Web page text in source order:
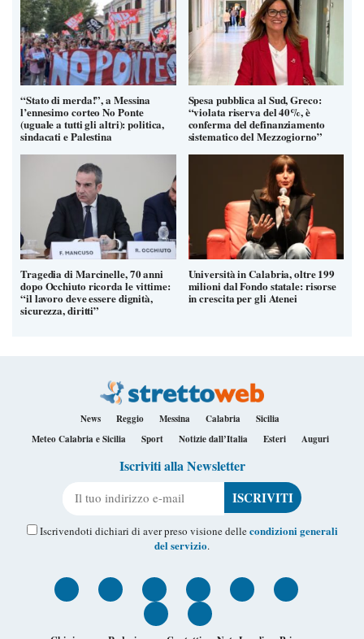
“Stato di merda!”, a Messina
l’ennesimo corteo No Ponte
(uguale a tutti gli altri): politica,
sindacati e Palestina
Spesa pubblica al Sud, Greco:
“violata riserva del 40%, è
conferma del definanziamento
sistematico del Mezzogiorno”
Tragedia di Marcinelle, 70 anni
dopo Occhiuto ricorda le vittime:
“il lavoro deve essere dignità,
sicurezza, diritti”
Università in Calabria, oltre 199
milioni dal Fondo statale: risorse
in crescita per gli Atenei
News Reggio Messina Calabria
Sicilia
Meteo Calabria e Sicilia
Sport Notizie dall’Italia Esteri Auguri
Iscriviti alla Newsletter
Iscrivendoti dichiari di aver preso visione dellecondizioni generali
del servizio.